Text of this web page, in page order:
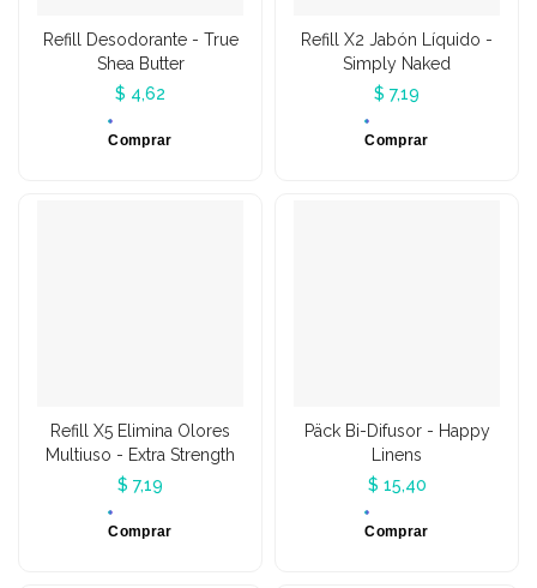
Refill Desodorante - True
Shea Butter
$ 4,62
Comprar
Refill X2 Jabón Líquido -
Simply Naked
$ 7,19
Comprar
Refill X5 Elimina Olores
Multiuso - Extra Strength
$ 7,19
Comprar
Päck Bi-Difusor - Happy
Linens
$ 15,40
Comprar